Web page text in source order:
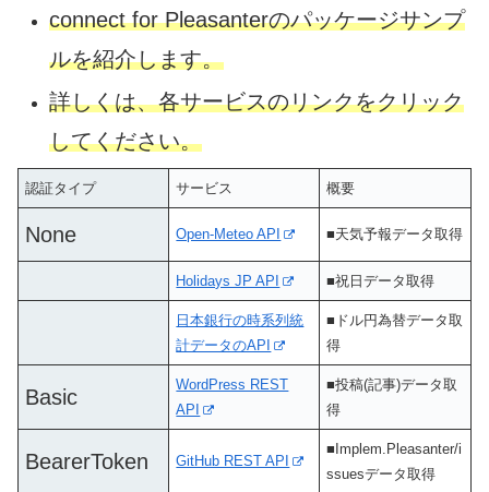
connect for Pleasanterのパッケージサンプ
ルを紹介します。
詳しくは、各サービスのリンクをクリック
してください。
認証タイプ サービス 概要
None Open-Meteo API ■天気予報データ取得
Holidays JP API ■祝日データ取得
日本銀行の時系列統
計データのAPI
■ドル円為替データ取
得
Basic
WordPress REST
API
■投稿(記事)データ取
得
BearerToken GitHub REST API
■Implem.Pleasanter/i
ssuesデータ取得